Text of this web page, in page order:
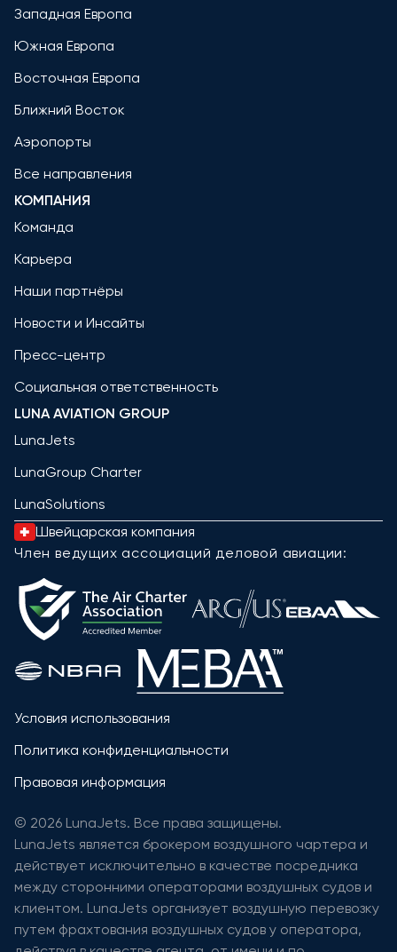
Западная Европа
Южная Европа
Восточная Европа
Ближний Восток
Аэропорты
Все направления
КОМПАНИЯ
Команда
Карьера
Наши партнёры
Новости и Инсайты
Пресс-центр
Социальная ответственность
LUNA AVIATION GROUP
LunaJets
LunaGroup Charter
LunaSolutions
Швейцарская компания
Член ведущих ассоциаций деловой авиации:
Условия использования
Политика конфиденциальности
Правовая информация
© 2026 LunaJets. Все права защищены.
LunaJets является брокером воздушного чартера и
действует исключительно в качестве посредника
между сторонними операторами воздушных судов и
клиентом. LunaJets организует воздушную перевозку
путем фрахтования воздушных судов у оператора,